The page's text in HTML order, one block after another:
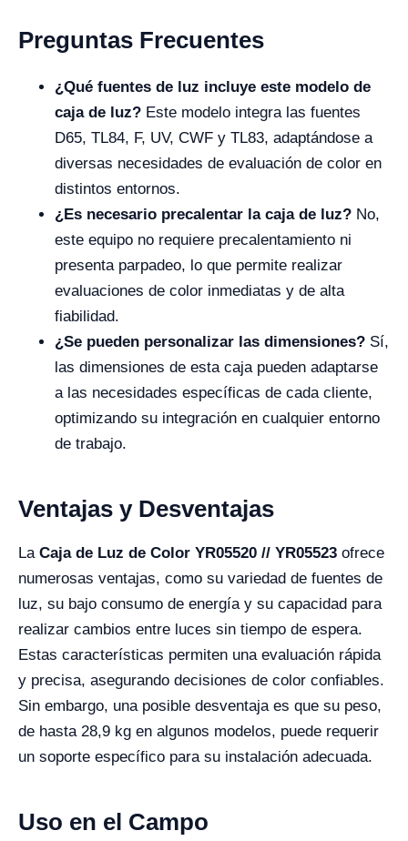
Preguntas Frecuentes
¿Qué fuentes de luz incluye este modelo de
caja de luz? Este modelo integra las fuentes
D65, TL84, F, UV, CWF y TL83, adaptándose a
diversas necesidades de evaluación de color en
distintos entornos.
¿Es necesario precalentar la caja de luz? No,
este equipo no requiere precalentamiento ni
presenta parpadeo, lo que permite realizar
evaluaciones de color inmediatas y de alta
fiabilidad.
¿Se pueden personalizar las dimensiones? Sí,
las dimensiones de esta caja pueden adaptarse
a las necesidades específicas de cada cliente,
optimizando su integración en cualquier entorno
de trabajo.
Ventajas y Desventajas
La Caja de Luz de Color YR05520 // YR05523 ofrece
numerosas ventajas, como su variedad de fuentes de
luz, su bajo consumo de energía y su capacidad para
realizar cambios entre luces sin tiempo de espera.
Estas características permiten una evaluación rápida
y precisa, asegurando decisiones de color confiables.
Sin embargo, una posible desventaja es que su peso,
de hasta 28,9 kg en algunos modelos, puede requerir
un soporte específico para su instalación adecuada.
Uso en el Campo